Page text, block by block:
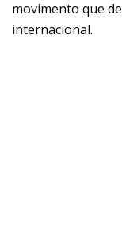
movimento que
internacional.